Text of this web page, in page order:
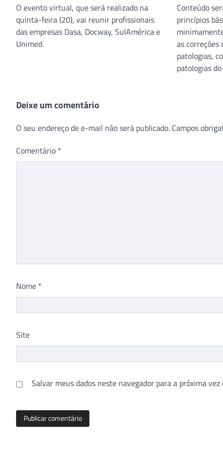
O evento virtual, que será realizado na
quinta-feira (20), vai reunir profissionais
das empresas Dasa, Docway, SulAmérica e
Unimed.
Conteúdo
princípios
as
patologias,
patologias
Deixe um comentário
O seu endereço de e-mail não será publicado. Campos
Comentário *
Nome *
Site
Salvar meus dados neste navegador para a próxima